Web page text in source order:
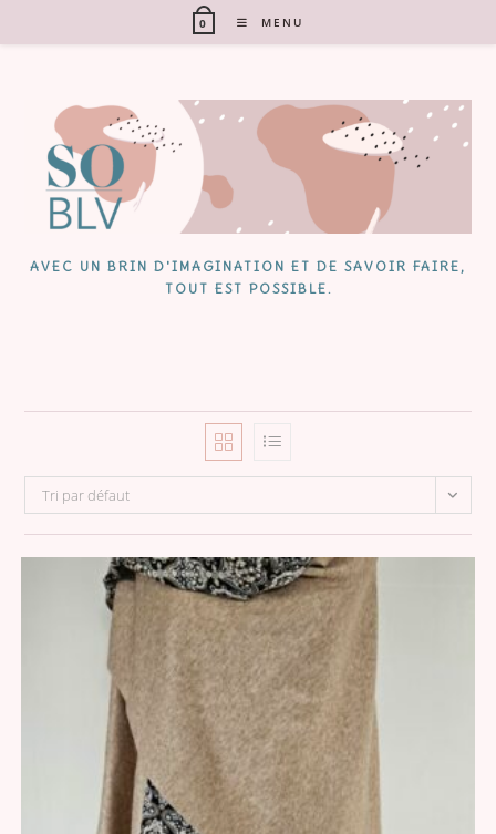
to
0 MENU
AVEC UN BRIN D'IMAGINATION ET DE SAVOIR FAIRE,
TOUT EST POSSIBLE.
Tri par défaut